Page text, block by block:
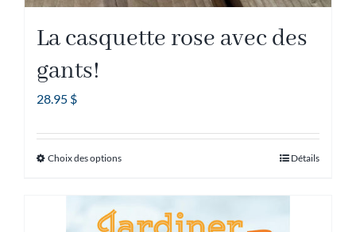
La casquette rose avec des
gants!
28.95 $
Choix des optionsCe
plusieurs
Détails